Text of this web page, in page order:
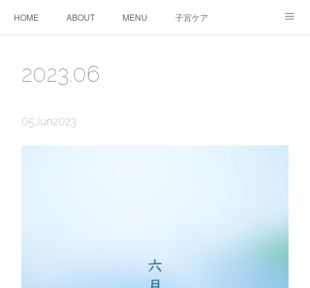
HOME ABOUT MENU 子宮ケア
CONTACT AMEBLO
2023.06
05Jun2023